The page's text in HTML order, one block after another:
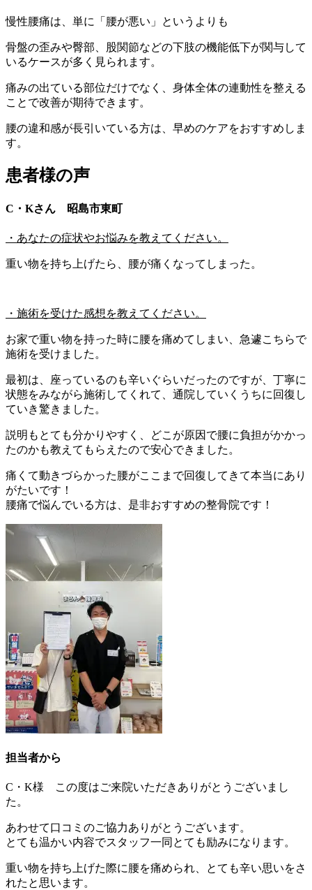
慢性腰痛は、単に「腰が悪い」というよりも
骨盤の歪みや臀部、股関節などの下肢の機能低下が関与して
いるケースが多く見られます。
痛みの出ている部位だけでなく、身体全体の連動性を整える
ことで改善が期待できます。
腰の違和感が長引いている方は、早めのケアをおすすめしま
す。
患者様の声
C・Kさん 昭島市東町
・あなたの症状やお悩みを教えてください。
重い物を持ち上げたら、腰が痛くなってしまった。
・施術を受けた感想を教えてください。
お家で重い物を持った時に腰を痛めてしまい、急遽こちらで
施術を受けました。
最初は、座っているのも辛いぐらいだったのですが、丁寧に
状態をみながら施術してくれて、通院していくうちに回復し
ていき驚きました。
説明もとても分かりやすく、どこが原因で腰に負担がかかっ
たのかも教えてもらえたので安心できました。
痛くて動きづらかった腰がここまで回復してきて本当にあり
がたいです！
腰痛で悩んでいる方は、是非おすすめの整骨院です！
担当者から
C・K様 この度はご来院いただきありがとうございまし
た。
あわせて口コミのご協力ありがとうございます。
とても温かい内容でスタッフ一同とても励みになります。
重い物を持ち上げた際に腰を痛められ、とても辛い思いをさ
れたと思います。